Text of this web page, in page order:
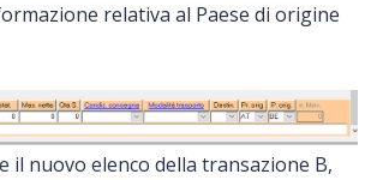
relativa al Paese di origine
il nuovo elenco della transazione B,